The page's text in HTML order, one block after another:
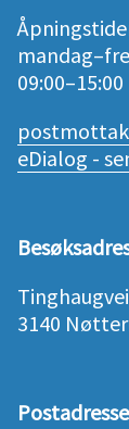
09:00–15:00
eDialog -
3140
Postadresse